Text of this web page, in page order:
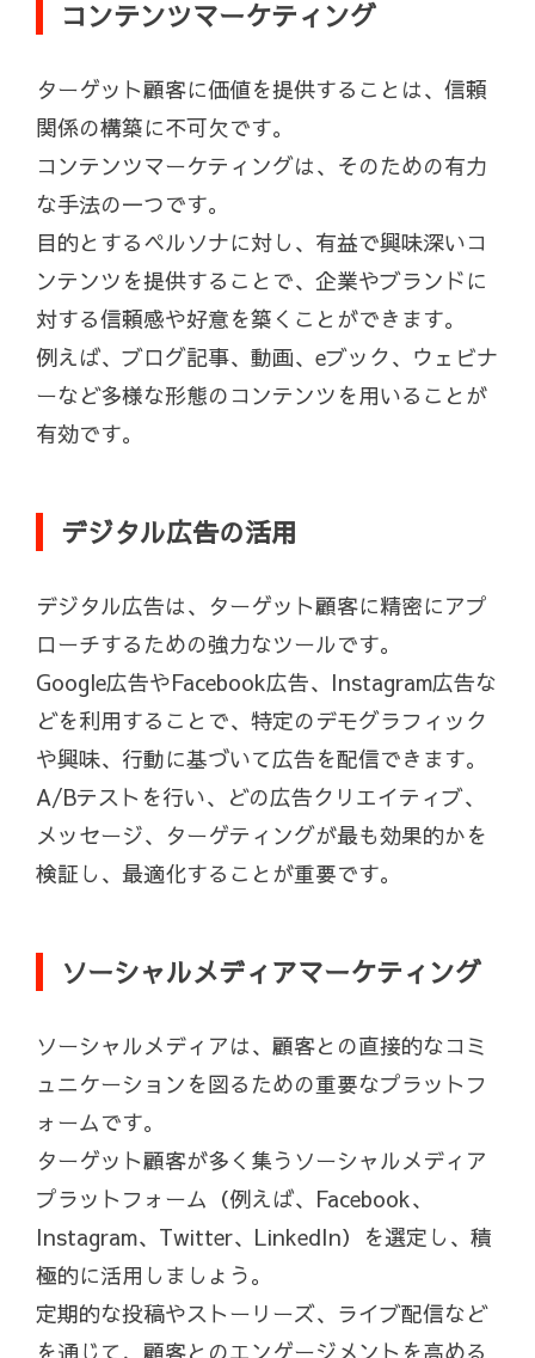
コンテンツマーケティング
ターゲット顧客に価値を提供することは、信頼
関係の構築に不可欠です。
コンテンツマーケティングは、そのための有力
な手法の一つです。
目的とするペルソナに対し、有益で興味深いコ
ンテンツを提供することで、企業やブランドに
対する信頼感や好意を築くことができます。
例えば、ブログ記事、動画、eブック、ウェビナ
ーなど多様な形態のコンテンツを用いることが
有効です。
デジタル広告の活用
デジタル広告は、ターゲット顧客に精密にアプ
ローチするための強力なツールです。
Google広告やFacebook広告、Instagram広告な
どを利用することで、特定のデモグラフィック
や興味、行動に基づいて広告を配信できます。
A/Bテストを行い、どの広告クリエイティブ、
メッセージ、ターゲティングが最も効果的かを
検証し、最適化することが重要です。
ソーシャルメディアマーケティング
ソーシャルメディアは、顧客との直接的なコミ
ュニケーションを図るための重要なプラットフ
ォームです。
ターゲット顧客が多く集うソーシャルメディア
プラットフォーム（例えば、Facebook、
Instagram、Twitter、LinkedIn）を選定し、積
極的に活用しましょう。
定期的な投稿やストーリーズ、ライブ配信など
を通じて、顧客とのエンゲージメントを高める